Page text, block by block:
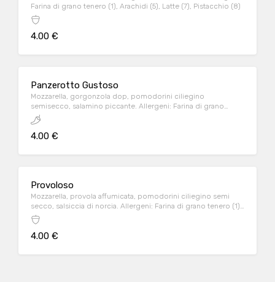
Farina di grano tenero (1), Arachidi (5), Latte (7), Pistacchio (8)
4.00 €
Panzerotto Gustoso
Mozzarella, gorgonzola dop, pomodorini ciliegino
semisecco, salamino piccante. Allergeni: Farina di grano
tenero (1), Arachidi (5), Latte (7)
4.00 €
Provoloso
Mozzarella, provola affumicata, pomodorini ciliegino semi
secco, salsiccia di norcia. Allergeni: Farina di grano tenero (1),
Arachidi (5), Latte (7)
4.00 €